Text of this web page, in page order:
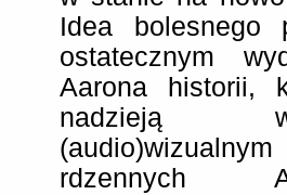
Idea bolesnego
ostatecznym
Aarona historii,
nadzieją
rdzennych